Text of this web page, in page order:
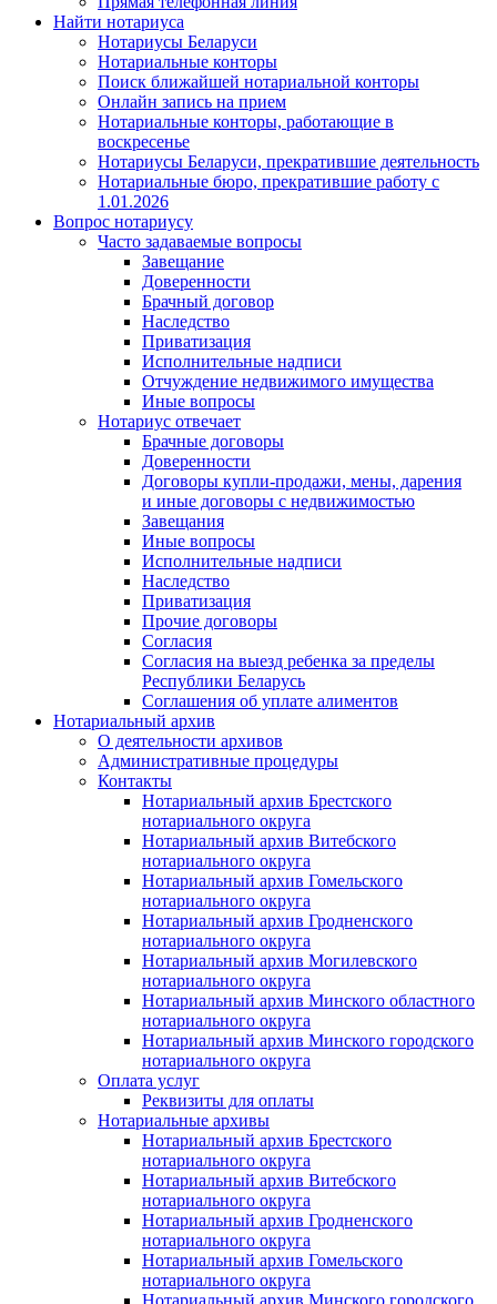
Найти нотариуса
Нотариусы Беларуси
Нотариальные конторы
Поиск ближайшей нотариальной конторы
Онлайн запись на прием
Нотариальные конторы, работающие в
воскресенье
Нотариусы Беларуси, прекратившие деятельность
Нотариальные бюро, прекратившие работу с
1.01.2026
Вопрос нотариусу
Часто задаваемые вопросы
Завещание
Доверенности
Брачный договор
Наследство
Приватизация
Исполнительные надписи
Отчуждение недвижимого имущества
Иные вопросы
Нотариус отвечает
Брачные договоры
Доверенности
Договоры купли-продажи, мены, дарения
и иные договоры с недвижимостью
Завещания
Иные вопросы
Исполнительные надписи
Наследство
Приватизация
Прочие договоры
Согласия
Согласия на выезд ребенка за пределы
Республики Беларусь
Соглашения об уплате алиментов
Нотариальный архив
О деятельности архивов
Административные процедуры
Контакты
Нотариальный архив Брестского
нотариального округа
Нотариальный архив Витебского
нотариального округа
Нотариальный архив Гомельского
нотариального округа
Нотариальный архив Гродненского
нотариального округа
Нотариальный архив Могилевского
нотариального округа
Нотариальный архив Минского областного
нотариального округа
Нотариальный архив Минского городского
нотариального округа
Оплата услуг
Реквизиты для оплаты
Нотариальные архивы
Нотариальный архив Брестского
нотариального округа
Нотариальный архив Витебского
нотариального округа
Нотариальный архив Гродненского
нотариального округа
Нотариальный архив Гомельского
нотариального округа
Нотариальный архив Минского городского